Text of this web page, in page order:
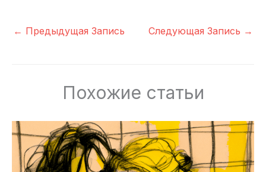
← Предыдущая Запись Следующая Запись →
Похожие статьи